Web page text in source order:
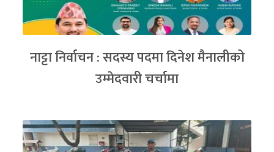
नाट्टा निर्वाचन : सदस्य पदमा दिनेश मैनालीको
उम्मेदवारी चर्चामा